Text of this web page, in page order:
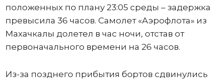
положенных по плану 23:05 среды – задержка
превысила 36 часов. Самолет «Аэрофлота» из
Махачкалы долетел в час ночи, отстав от
первоначального времени на 26 часов.
Из-за позднего прибытия бортов сдвинулись